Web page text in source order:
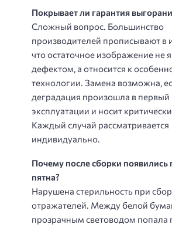
Покрывает ли гарантия
Сложный вопрос. Большинство
производителей прописывают в
что остаточное изображение не
дефектом, а относится к
технологии. Замена возможна,
деградация произошла в первый
эксплуатации и носит
Каждый случай рассматривается
индивидуально.
Почему после сборки появились
пятна?
Нарушена стерильность при
отражателей. Между белой
прозрачным световодом попала